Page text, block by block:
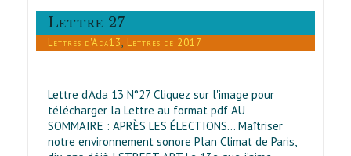
Lettre 27
Lettres d'Ada13, Lettres de 2017
Lettre d'Ada 13 N°27 Cliquez sur l'image pour
télécharger la Lettre au format pdf AU
SOMMAIRE : APRÈS LES ÉLECTIONS... Maîtriser
notre environnement sonore Plan Climat de Paris,